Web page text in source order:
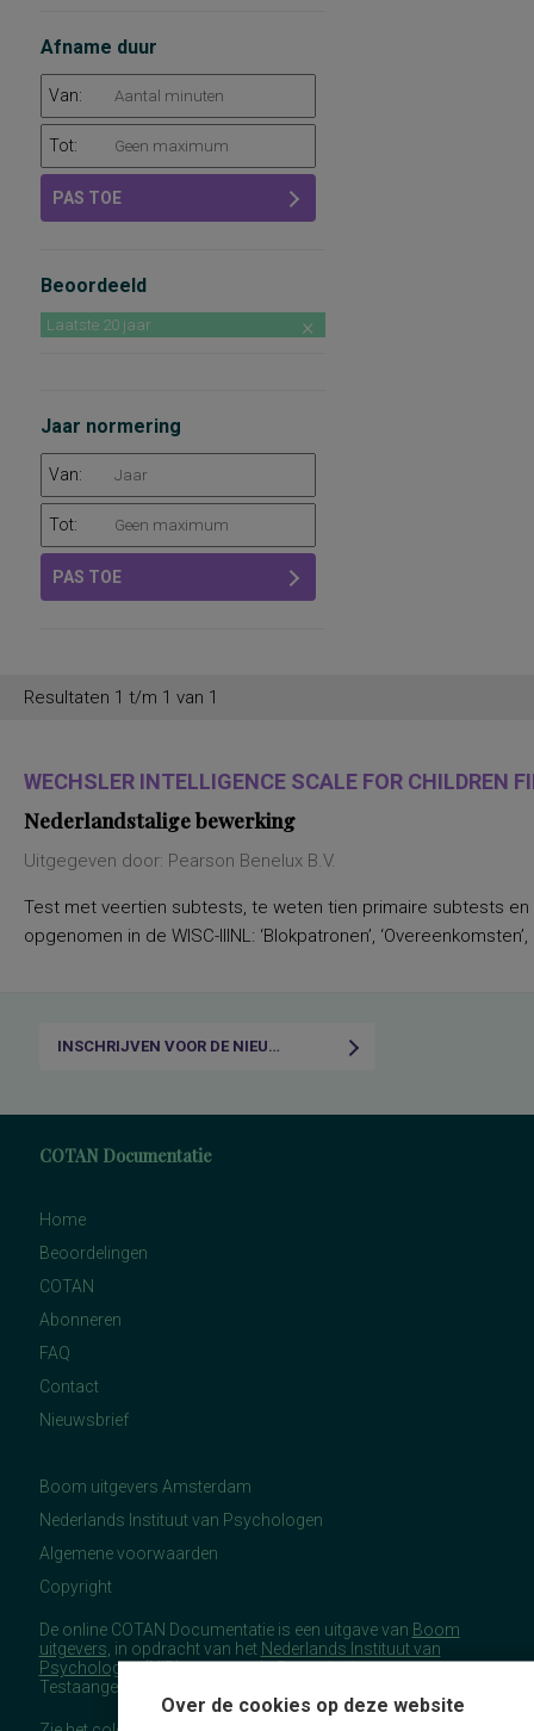
Over de cookies op deze website
Afname duur
Van:
Tot:
PAS TOE
Beoordeeld
Laatste 20 jaar
Jaar normering
Van:
Tot:
PAS TOE
Resultaten 1 t/m 1 van 1
WECHSLER INTELLIGENCE SCALE FOR CHILDREN
Nederlandstalige bewerking
Uitgegeven door: Pearson Benelux B.V.
Test met veertien subtests, te weten tien primaire subtests
opgenomen in de WISC-IIINL: ‘Blokpatronen’,
INSCHRIJVEN VOOR DE NIEUWSBRIEF
COTAN Documentatie
Home
Beoordelingen
COTAN
Abonneren
FAQ
Contact
Nieuwsbrief
Boom uitgevers Amsterdam
Nederlands Instituut van Psychologen
Algemene voorwaarden
Copyright
De online COTAN Documentatie is een uitgave van Boom
uitgevers , in opdracht van het Nederlands Instituut van
Psychologen(NIP), namens de Commissie
Testaangelegenheden Nederland (COTAN).